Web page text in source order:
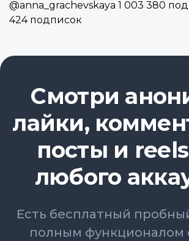
@anna_grachevskaya 1 003 380
424 подписок
Смотри
лайки,
посты и
любого
Есть бесплатный
полным функционалом